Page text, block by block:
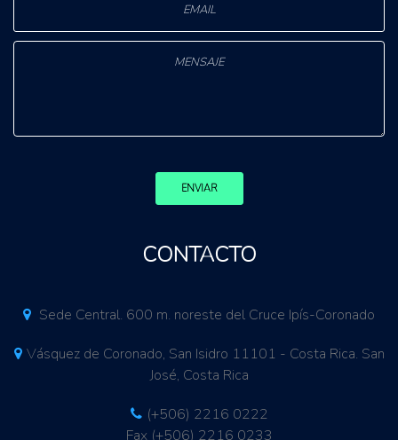
ENVIAR
CONTACTO
Sede Central. 600 m. noreste del Cruce Ipís-Coronado
Vásquez de Coronado, San Isidro 11101 - Costa Rica. San
José, Costa Rica
(+506) 2216 0222
Fax (+506) 2216 0233